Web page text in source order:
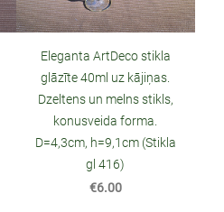
Eleganta ArtDeco stikla
glāzīte 40ml uz kājiņas.
Dzeltens un melns stikls,
konusveida forma.
D=4,3cm, h=9,1cm (Stikla
gl 416)
€6.00